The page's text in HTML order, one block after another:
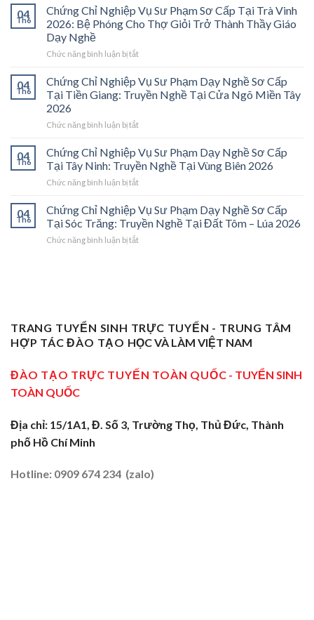
Chỉ
Nghiệp
Vụ
Phạm
Cấp
Tại
Vĩnh
2026:
Cánh
Cửa
Nghề
“Thầy
Nghề”
Ở
Trung
Tâm
04
Th6
Chứng Chỉ Nghiệp Vụ Sư Phạm Sơ Cấp Tại Trà Vinh
2026: Bệ Phóng Cho Thợ Giỏi Trở Thành Thầy Giáo
Dạy Nghề
Chức năng bình luận bị tắtở
Chỉ
Nghiệp
Vụ
Phạm
Cấp
Tại
Trà
Vinh
Bệ
Phóng
Cho
Thợ
Nghề
04
Th6
Chứng Chỉ Nghiệp Vụ Sư Phạm Dạy Nghề Sơ Cấp
Tại Tiền Giang: Truyền Nghề Tại Cửa Ngõ Miền Tây
2026
Chức năng bình luận bị tắtở
Chỉ
Nghiệp
Vụ
Sư
Dạy
Nghề
Sơ
Cấp
Cửa
Ngõ
Miền
2026
04
Th6
Chứng Chỉ Nghiệp Vụ Sư Phạm Dạy Nghề Sơ Cấp
Tại Tây Ninh: Truyền Nghề Tại Vùng Biên 2026
Chức năng bình luận bị tắtở
Chỉ
Nghiệp
Vụ
Sư
Tây
Ninh:
Truyền
Tại
04
Th6
Chứng Chỉ Nghiệp Vụ Sư Phạm Dạy Nghề Sơ Cấp
Tại Sóc Trăng: Truyền Nghề Tại Đất Tôm – Lúa 2026
Chức năng bình luận bị tắtở
Dạy
Nghề
Sơ
Tại
Sóc
Nghề
Tại
Lúa
TRANG TUYỂN SINH TRỰC TUYẾN - TRUNG TÂM
HỢP TÁC ĐÀO TẠO HỌC VÀ LÀM VIỆT NAM
ĐÀO TẠO TRỰC TUYẾN TOÀN QUỐC - TUYỂN SINH
TOÀN QUỐC
Địa chỉ: 15/1A1, Đ. Số 3, Trường Thọ, Thủ Đức, Thành
phố Hồ Chí Minh
Hotline: 0909 674 234 (zalo)